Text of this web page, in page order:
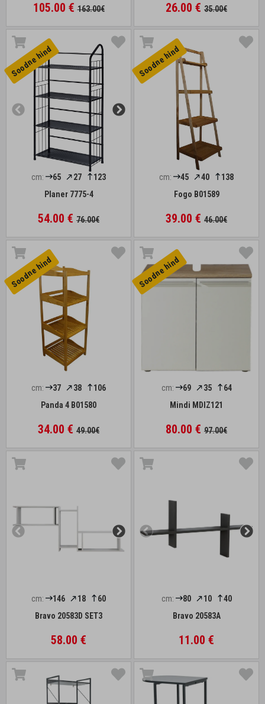
105.00 €163.00€ 26.00 € 35.00€
Soodne hind
cm: 65 27
123
Planer 7775-4
54.00 € 76.00€
Soodne hind
cm: 45 40
138
Fogo B01589
39.00 € 46.00€
Soodne hind
cm: 37 38
106
Panda 4 B01580
34.00 € 49.00€
Soodne hind
cm: 69 35
64
Mindi MDIZ121
80.00 € 97.00€
cm: 146 18
60
Bravo 20583D SET3
58.00 €
cm: 80 10
40
Bravo 20583A
11.00 €